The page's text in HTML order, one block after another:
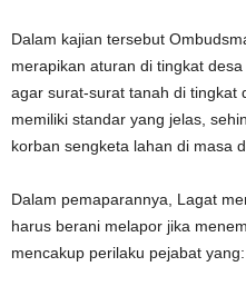
Dalam kajian tersebut
merapikan aturan di tingkat
agar surat-surat tanah di tingkat
memiliki standar yang jelas,
korban sengketa lahan di masa
Dalam pemaparannya, Lagat
harus berani melapor jika
mencakup perilaku pejabat yang: